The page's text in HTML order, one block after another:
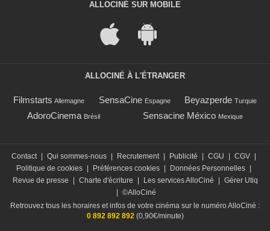
ALLOCINÉ SUR MOBILE
ALLOCINÉ À L'ÉTRANGER
Filmstarts Allemagne SensaCine Espagne Beyazperde Turquie
AdoroCinema Brésil Sensacine México Mexique
Contact | Qui sommes-nous | Recrutement | Publicité | CGU | CGV |
Politique de cookies | Préférences cookies | Données Personnelles |
Revue de presse
| Charte d'écriture | Les services AlloCiné | Gérer Utiq
| ©AlloCiné
Retrouvez tous les horaires et infos de votre cinéma sur le numéro AlloCiné :
0 892 892 892(0,90€/minute)